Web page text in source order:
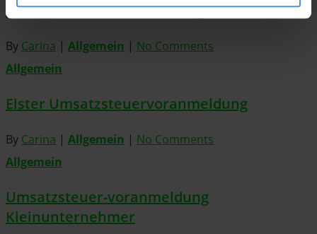
Umsatzsteuervoranmeldung
By Carina | Allgemein | No Comments
Allgemein
Elster Umsatzsteuervoranmeldung
By Carina | Allgemein | No Comments
Allgemein
Umsatzsteuer-voranmeldung
Kleinunternehmer